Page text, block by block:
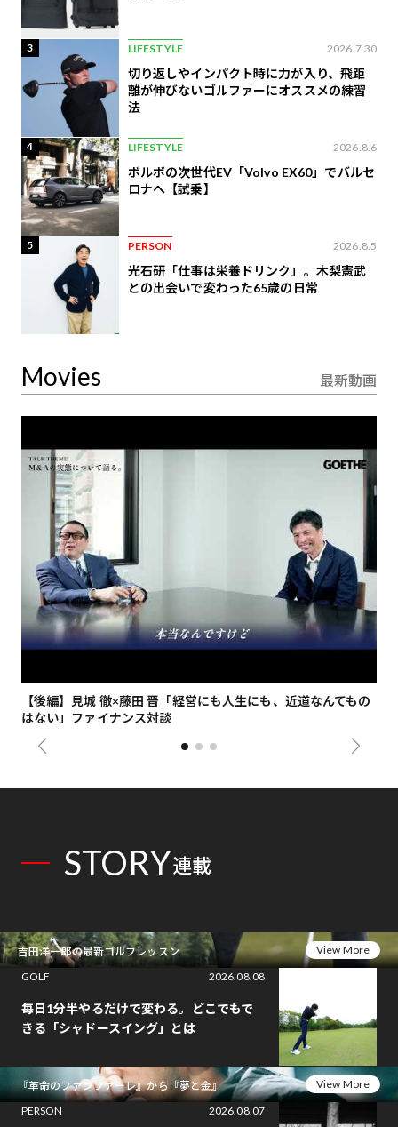
3 LIFESTYLE 2026.7.30
切り返しやインパクト時に力が入り、飛距
離が伸びないゴルファーにオススメの練習
法
4 LIFESTYLE 2026.8.6
ボルボの次世代EV「Volvo EX60」でバルセ
ロナへ【試乗】
5 PERSON 2026.8.5
光石研「仕事は栄養ドリンク」。木梨憲武
との出会いで変わった65歳の日常
Movies 最新動画
【後編】見城 徹×藤田 晋「経営にも人生にも、近道なんてもの
はない」ファイナンス対談
STORY連載
吉田洋一郎の最新ゴルフレッスン
View More
GOLF
2026.08.08
毎日1分半やるだけで変わる。どこでもで
きる「シャドースイング」とは
『革命のファンファーレ』から『夢と金』
View More
PERSON
2026.08.07